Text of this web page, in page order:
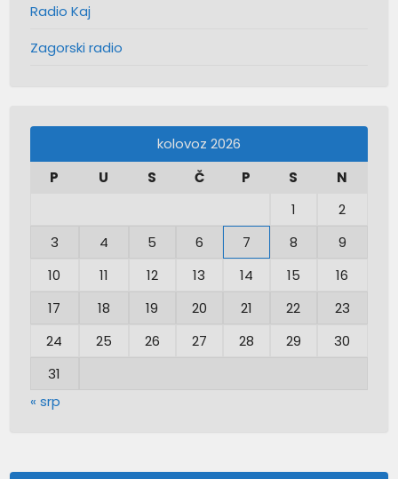
Radio Kaj
Zagorski radio
kolovoz 2026
P
U S Č P S
N
1
2
3
4 5 6 7 8
9
10
11 12 13 14 15
16
17
18 19 20 21 22
23
24
25 26 27 28 29
30
31
« srp